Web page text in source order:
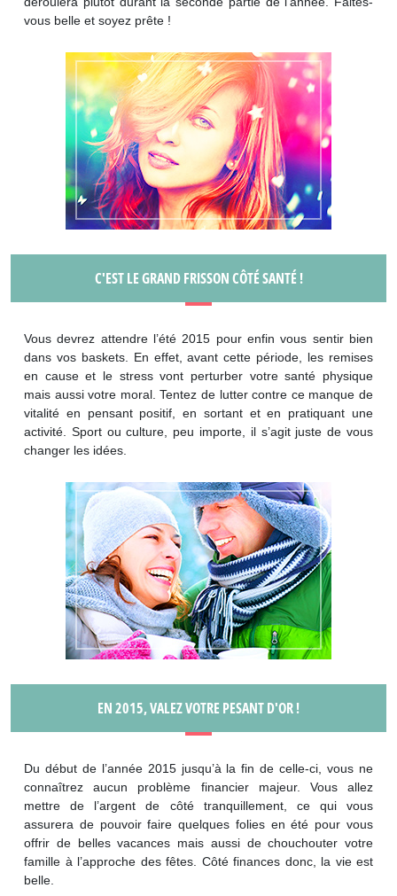
vous belle et soyez prête !
C'EST LE GRAND FRISSON CÔTÉ SANTÉ !
Vous devrez attendre l’été 2015 pour enfin vous sentir bien
dans vos baskets. En effet, avant cette période, les remises
en cause et le stress vont perturber votre santé physique
mais aussi votre moral. Tentez de lutter contre ce manque de
vitalité en pensant positif, en sortant et en pratiquant une
activité. Sport ou culture, peu importe, il s’agit juste de vous
changer les idées.
EN 2015, VALEZ VOTRE PESANT D'OR !
Du début de l’année 2015 jusqu’à la fin de celle-ci, vous ne
connaîtrez aucun problème financier majeur. Vous allez
mettre de l’argent de côté tranquillement, ce qui vous
assurera de pouvoir faire quelques folies en été pour vous
offrir de belles vacances mais aussi de chouchouter votre
famille à l’approche des fêtes. Côté finances donc, la vie est
belle.